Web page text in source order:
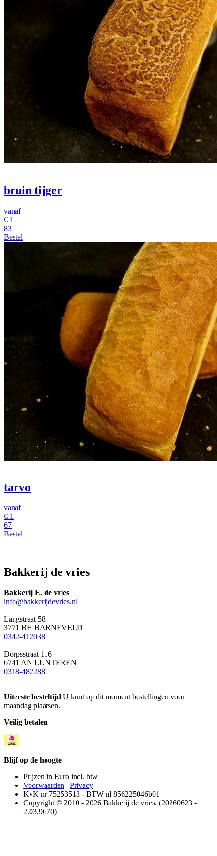
bruin tijger
vanaf
€ 1
83
Bestel
tarvo
vanaf
€ 1
67
Bestel
Bakkerij de vries
Bakkerij E. de vries
info@bakkerijdevries.nl
Langstraat 58
3771 BH BARNEVELD
0342-412038
Dorpsstraat 116
6741 AN LUNTEREN
0318-482288
Uiterste besteltijd U kunt op dit moment bestellingen voor
maandag plaatsen.
Veilig betalen
Blijf op de hoogte
Prijzen in Euro incl. btw
Voorwaarden | Privacy
KvK nr 75253518 - BTW nl 856225046b01
Copyright © 2010 - 2026 Bakkerij de vries. (20260623 -
2.03.9670)